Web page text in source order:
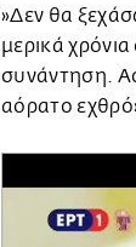
»Δεν θα
μερικά
συνάντηση.
αόρατο